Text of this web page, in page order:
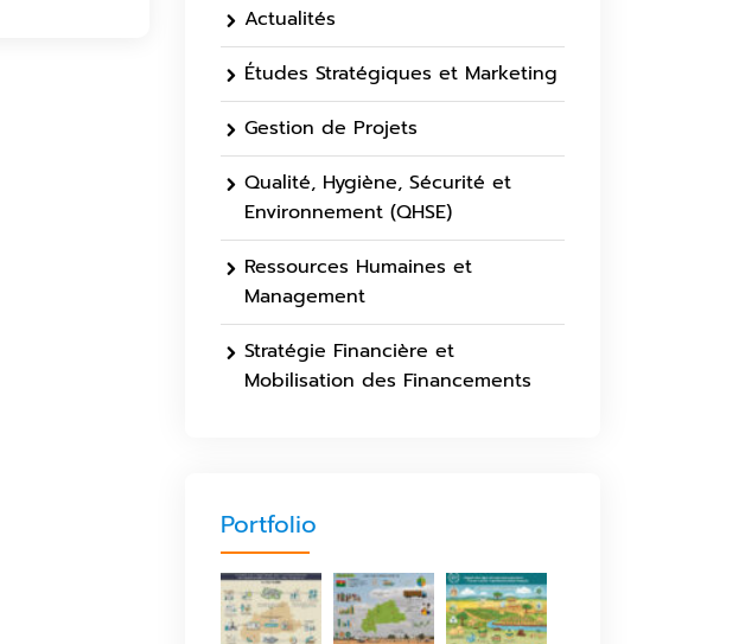
Actualités
Études Stratégiques et Marketing
Gestion de Projets
Qualité, Hygiène, Sécurité et
Environnement (QHSE)
Ressources Humaines et
Management
Stratégie Financière et
Mobilisation des Financements
Portfolio